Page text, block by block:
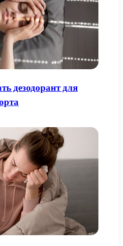
дезодорант для